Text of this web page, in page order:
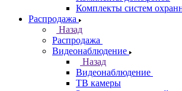
Комплекты систем
Распродажа
Назад
Распродажа
Видеонаблюдение
Назад
Видеонаблюдение
ТВ камеры